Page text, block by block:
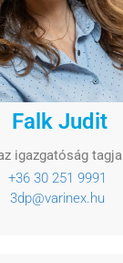
Falk Judit
igazgatóság tagja
+36 30 251 9991
3dp@varinex.hu